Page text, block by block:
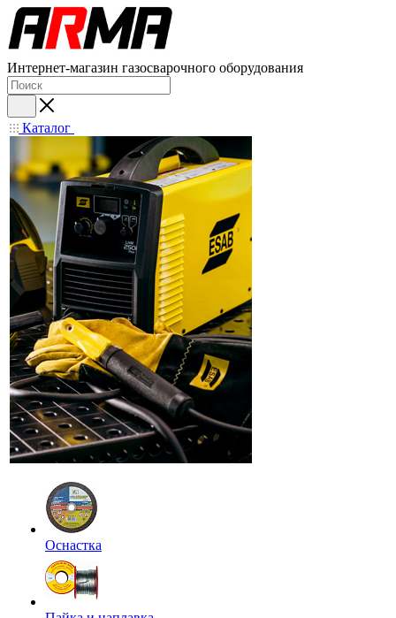
Интернет-магазин газосварочного оборудования
Каталог
Оснастка